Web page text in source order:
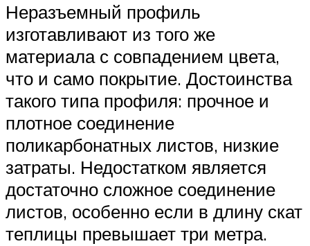
Неразъемный профиль
изготавливают из того же
материала с совпадением цвета,
что и само покрытие. Достоинства
такого типа профиля: прочное и
плотное соединение
поликарбонатных листов, низкие
затраты. Недостатком является
достаточно сложное соединение
листов, особенно если в длину скат
теплицы превышает три метра.